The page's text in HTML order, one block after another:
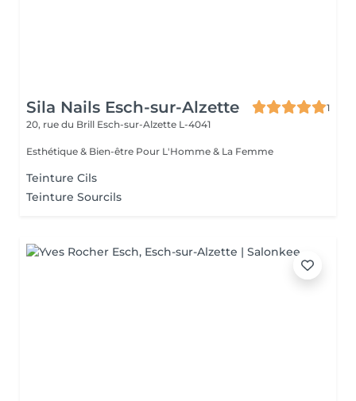
Sila Nails Esch-sur-Alzette
1
20, rue du Brill Esch-sur-Alzette L-4041
Esthétique & Bien-être Pour L'Homme & La Femme
Teinture Cils
Teinture Sourcils